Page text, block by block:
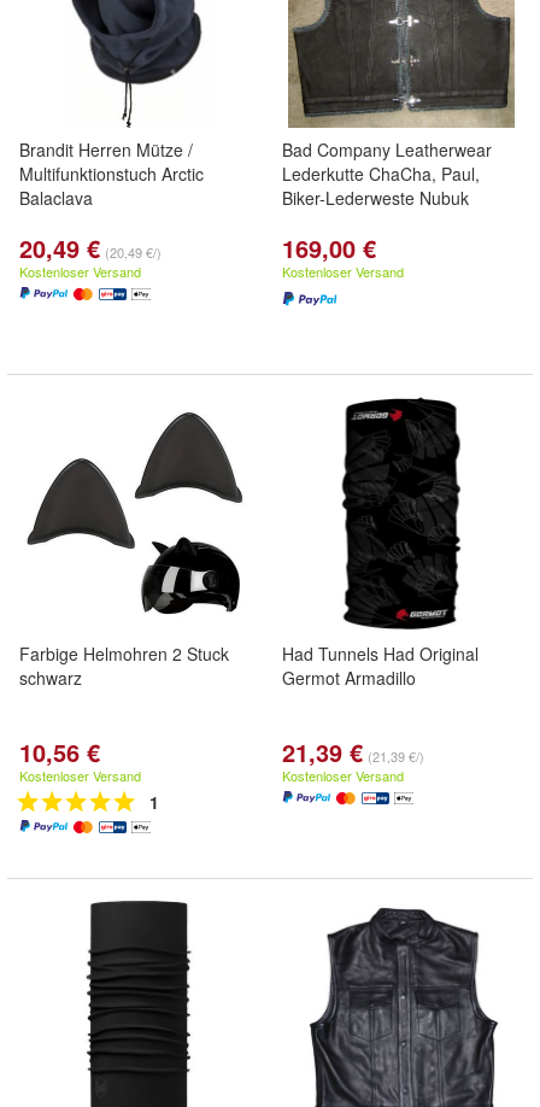
Brandit Herren Mütze /
Multifunktionstuch Arctic
Balaclava
20,49 € (20,49 €/)
Kostenloser Versand
Bad Company Leatherwear
Lederkutte ChaCha, Paul,
Biker-Lederweste Nubuk
169,00 €
Kostenloser Versand
Farbige Helmohren 2 Stuck
schwarz
10,56 €
Kostenloser Versand
1
Had Tunnels Had Original
Germot Armadillo
21,39 € (21,39 €/)
Kostenloser Versand